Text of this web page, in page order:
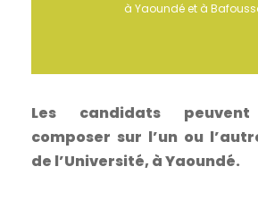
à Yaoundé et à
Les candidats
composer sur l’un ou
de l’Université, à Yaoundé.